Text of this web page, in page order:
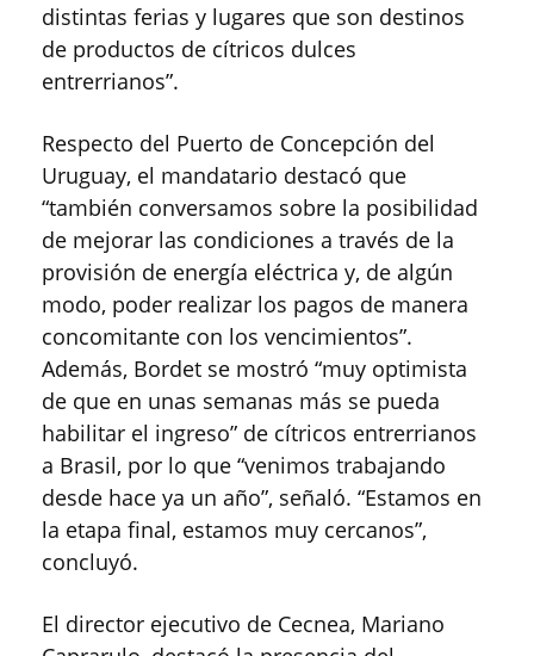
distintas ferias y lugares que son destinos
de productos de cítricos dulces
entrerrianos”.
Respecto del Puerto de Concepción del
Uruguay, el mandatario destacó que
“también conversamos sobre la posibilidad
de mejorar las condiciones a través de la
provisión de energía eléctrica y, de algún
modo, poder realizar los pagos de manera
concomitante con los vencimientos”.
Además, Bordet se mostró “muy optimista
de que en unas semanas más se pueda
habilitar el ingreso” de cítricos entrerrianos
a Brasil, por lo que “venimos trabajando
desde hace ya un año”, señaló. “Estamos en
la etapa final, estamos muy cercanos”,
concluyó.
El director ejecutivo de Cecnea, Mariano